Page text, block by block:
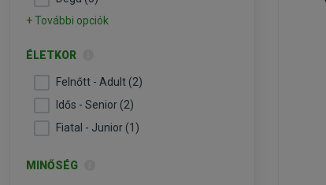
+ További opciók
ÉLETKOR
Felnőtt - Adult (2)
Idős - Senior (2)
Fiatal - Junior (1)
MINŐSÉG